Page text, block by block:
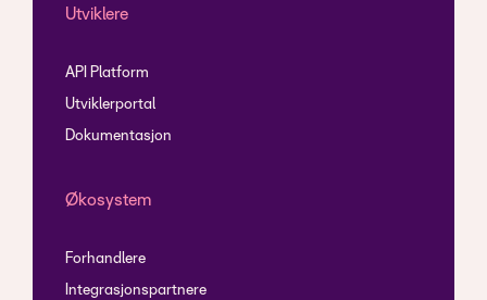
Utviklere
API Platform
Utviklerportal
Dokumentasjon
Økosystem
Forhandlere
Integrasjonspartnere